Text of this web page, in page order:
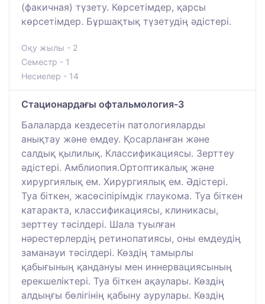
(факичная) түзету. Көрсетімдер, қарсы
көрсетімдер. Бұршақтық түзетудің әдістері.
Оқу жылы - 2
Семестр - 1
Несиелер - 14
Стационардағы офтальмология-3
Балаларда кездесетін патологияларды
анықтау және емдеу. Қосарланған және
салдық қылилық. Классификациясы. Зерттеу
әдістері. Амблиопия.Ортоптикалық және
хирургиялық ем. Хирургиялық ем. Әдістері.
Туа біткен, жасөсіпірімдік глаукома. Туа біткен
катаракта, классификациясы, клиникасы,
зерттеу тәсілдері. Шала туылған
нәрестерлердің ретинопатиясы, оны емдеудің
заманауи тәсілдері. Көздің тамырлы
қабығының қандануы мен иннервациясының
ерекшеліктері. Туа біткен ақаулары. Көздің
алдыңғы бөлігінің қабыну аурулары. Көздің